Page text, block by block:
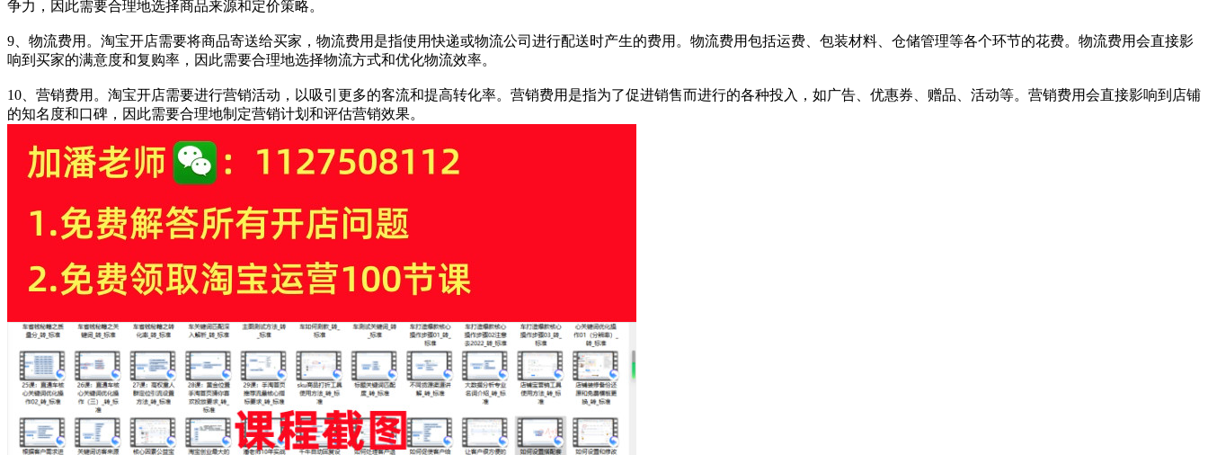
争力，因此需要合理地选择商品来源和定价策略。
9、物流费用。淘宝开店需要将商品寄送给买家，物流费用是指使用快递或物流公司进行配送时产生的费用。物流费用包括运费、包装材料、仓储管理等各个环节的花费。物流费用会直接影
响到买家的满意度和复购率，因此需要合理地选择物流方式和优化物流效率。
10、营销费用。淘宝开店需要进行营销活动，以吸引更多的客流和提高转化率。营销费用是指为了促进销售而进行的各种投入，如广告、优惠券、赠品、活动等。营销费用会直接影响到店铺
的知名度和口碑，因此需要合理地制定营销计划和评估营销效果。